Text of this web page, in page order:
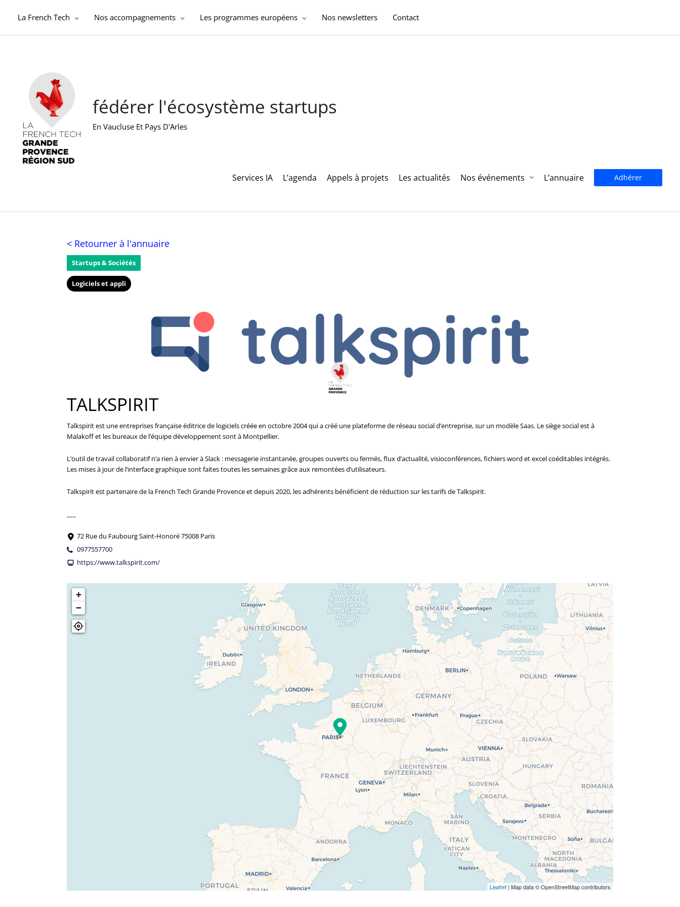
La French Tech Nos accompagnements Les programmes européens Nos newsletters Contact
fédérer l'écosystème startups
En Vaucluse Et Pays D'Arles
Services IA L’agenda Appels à projets Les actualités Nos événements L’annuaire Adhérer
< Retourner à l'annuaire
Startups & Sociétés
Logiciels et appli
TALKSPIRIT
Talkspirit est une entreprises française éditrice de logiciels créée en octobre 2004 qui a créé une plateforme de réseau social d’entreprise, sur un modèle Saas. Le siège social est à
Malakoff et les bureaux de l’équipe développement sont à Montpellier.
L’outil de travail collaboratif n’a rien à envier à Slack : messagerie instantanée, groupes ouverts ou fermés, flux d’actualité, visioconférences, fichiers word et excel coéditables intégrés.
Les mises à jour de l’interface graphique sont faites toutes les semaines grâce aux remontées d’utilisateurs.
Talkspirit est partenaire de la French Tech Grande Provence et depuis 2020, les adhérents bénéficient de réduction sur les tarifs de Talkspirit.
72 Rue du Faubourg Saint-Honoré 75008 Paris
0977557700
https://www.talkspirit.com/
+
−
Leaflet | Map data © OpenStreetMap contributors